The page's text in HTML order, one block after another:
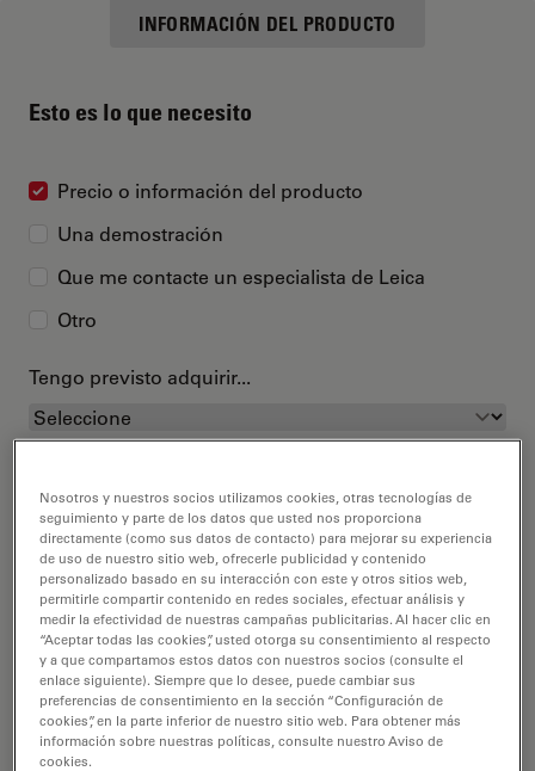
INFORMACIÓN DEL PRODUCTO
Esto es lo que necesito
Precio o información del producto
Una demostración
Que me contacte un especialista de Leica
Otro
Tengo previsto adquirir...
Este es mi perfil
Título académico opcional
Nombre
Nosotros y nuestros socios utilizamos cookies, otras tecnologías de
seguimiento y parte de los datos que usted nos proporciona
directamente (como sus datos de contacto) para mejorar su experiencia
de uso de nuestro sitio web, ofrecerle publicidad y contenido
personalizado basado en su interacción con este y otros sitios web,
permitirle compartir contenido en redes sociales, efectuar análisis y
medir la efectividad de nuestras campañas publicitarias. Al hacer clic en
“Aceptar todas las cookies”, usted otorga su consentimiento al respecto
y a que compartamos estos datos con nuestros socios (consulte el
enlace siguiente). Siempre que lo desee, puede cambiar sus
preferencias de consentimiento en la sección “Configuración de
cookies”, en la parte inferior de nuestro sitio web. Para obtener más
información sobre nuestras políticas, consulte nuestro Aviso de
cookies.